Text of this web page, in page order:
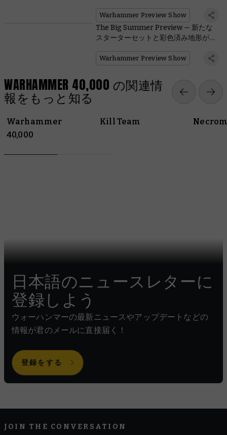
Warhammer Preview Show
The Big Summer Preview — 新たな
スターターセットと彩色済み地形が登
Warhammer Preview Show
WARHAMMER 40,000 の関連情
報をもっと知る
Warhammer
40,000
Kill Team
日本語のニュースレターに
登録しよう
ウォーハンマーの最新ニュースやアップデートなどの
情報が君のメールに直接届く！
登録をする
JOIN THE CONVERSATION